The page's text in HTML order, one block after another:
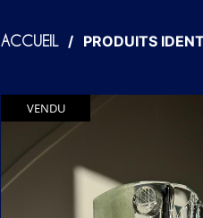
ACCUEIL / PRODUITS
VENDU